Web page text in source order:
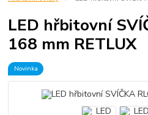
LED hřbitovní
168 mm RETLUX
Novinka